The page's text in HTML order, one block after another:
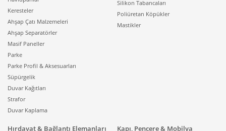
Keresteler
Ahşap Çatı Malzemeleri
Ahşap Separatörler
Masif Paneller
Parke
Parke Profil & Aksesuarları
Süpürgelik
Duvar Kağıtları
Strafor
Duvar Kaplama
Silikon Tabancaları
Poliüretan Köpükler
Mastikler
Hırdavat & Bağlantı Elemanları Kapı, Pencere & Mobilya